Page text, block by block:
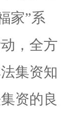
家”系
，全方
集资知
资的良